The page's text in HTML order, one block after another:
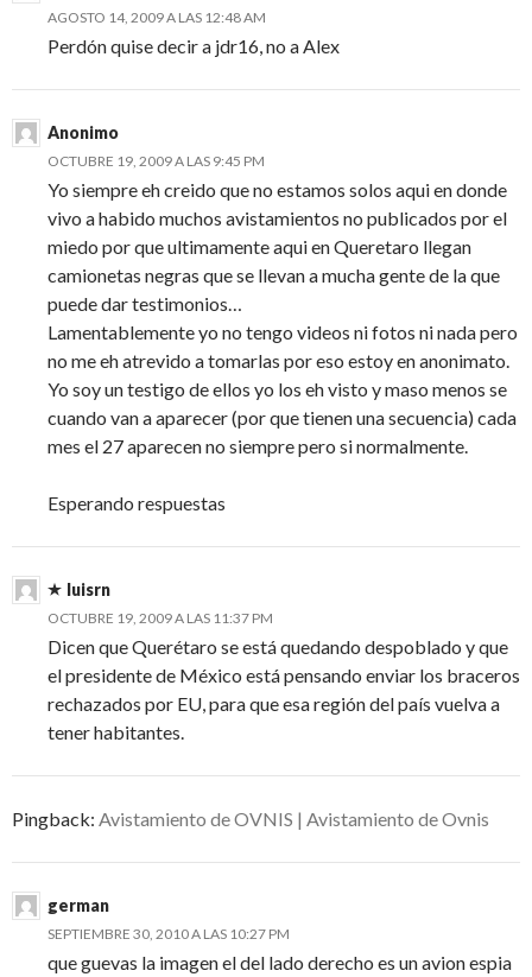
AGOSTO 14, 2009 A LAS 12:48 AM
Perdón quise decir a jdr16, no a Alex
Anonimo
OCTUBRE 19, 2009 A LAS 9:45 PM
Yo siempre eh creido que no estamos solos aqui en donde
vivo a habido muchos avistamientos no publicados por el
miedo por que ultimamente aqui en Queretaro llegan
camionetas negras que se llevan a mucha gente de la que
puede dar testimonios…
Lamentablemente yo no tengo videos ni fotos ni nada pero
no me eh atrevido a tomarlas por eso estoy en anonimato.
Yo soy un testigo de ellos yo los eh visto y maso menos se
cuando van a aparecer (por que tienen una secuencia) cada
mes el 27 aparecen no siempre pero si normalmente.
Esperando respuestas
luisrn
OCTUBRE 19, 2009 A LAS 11:37 PM
Dicen que Querétaro se está quedando despoblado y que
el presidente de México está pensando enviar los braceros
rechazados por EU, para que esa región del país vuelva a
tener habitantes.
Pingback: Avistamiento de OVNIS | Avistamiento de Ovnis
german
SEPTIEMBRE 30, 2010 A LAS 10:27 PM
que guevas la imagen el del lado derecho es un avion espia